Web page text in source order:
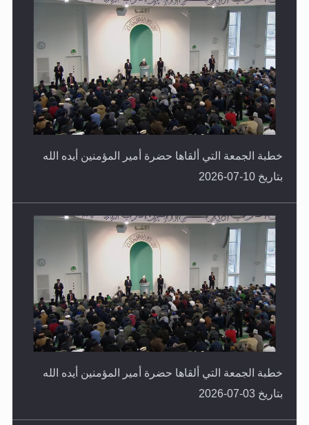
خطبة الجمعة التي ألقاها حضرة أمير المؤمنين أيده الله
بتاريخ 10-07-2026
خطبة الجمعة التي ألقاها حضرة أمير المؤمنين أيده الله
بتاريخ 03-07-2026